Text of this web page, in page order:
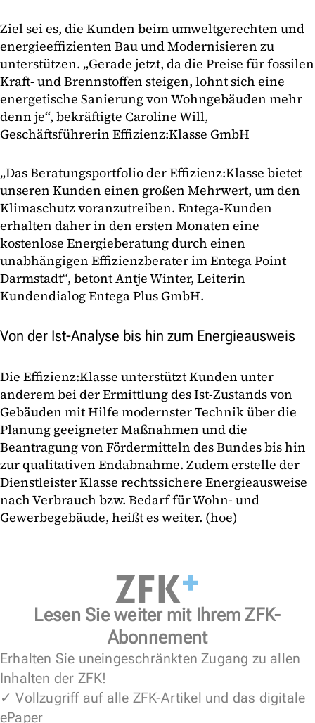
Ziel sei es, die Kunden beim umweltgerechten und
energieeffizienten Bau und Modernisieren zu
unterstützen. „Gerade jetzt, da die Preise für fossilen
Kraft- und Brennstoffen steigen, lohnt sich eine
energetische Sanierung von Wohngebäuden mehr
denn je“, bekräftigte Caroline Will,
Geschäftsführerin Effizienz:Klasse GmbH
„Das Beratungsportfolio der Effizienz:Klasse bietet
unseren Kunden einen großen Mehrwert, um den
Klimaschutz voranzutreiben. Entega-Kunden
erhalten daher in den ersten Monaten eine
kostenlose Energieberatung durch einen
unabhängigen Effizienzberater im Entega Point
Darmstadt“, betont Antje Winter, Leiterin
Kundendialog Entega Plus GmbH.
Von der Ist-Analyse bis hin zum Energieausweis
Die Effizienz:Klasse unterstützt Kunden unter
anderem bei der Ermittlung des Ist-Zustands von
Gebäuden mit Hilfe modernster Technik über die
Planung geeigneter Maßnahmen und die
Beantragung von Fördermitteln des Bundes bis hin
zur qualitativen Endabnahme. Zudem erstelle der
Dienstleister Klasse rechtssichere Energieausweise
nach Verbrauch bzw. Bedarf für Wohn- und
Gewerbegebäude, heißt es weiter. (hoe)
Lesen Sie weiter mit Ihrem ZFK-
Abonnement
Erhalten Sie uneingeschränkten Zugang zu allen
Inhalten der ZFK!
✓ Vollzugriff auf alle ZFK-Artikel und das digitale
ePaper